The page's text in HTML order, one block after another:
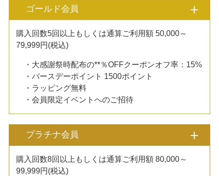
ゴールド会員
購入回数5回以上もしくは通算ご利用額 50,000～
79,999円(税込)
・大感謝祭時配布の**％OFFクーポンオフ率：15%
・バースデーポイント 1500ポイント
・ラッピング無料
・会員限定イベントへのご招待
プラチナ会員
購入回数8回以上もしくは通算ご利用額 80,000～
99,999円(税込)